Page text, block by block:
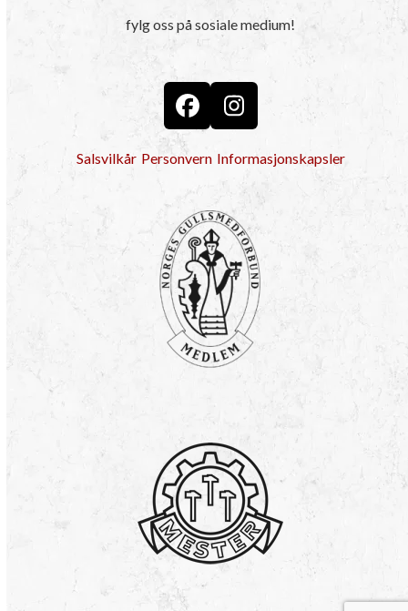
fylg oss på sosiale medium!
FacebookInstagram
Salsvilkår Personvern Informasjonskapsler